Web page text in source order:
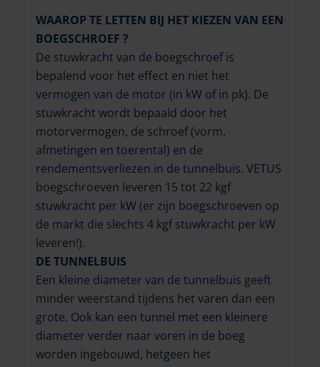
WAAROP TE LETTEN BIJ HET KIEZEN VAN EEN
BOEGSCHROEF ?
De stuwkracht van de boegschroef is
bepalend voor het effect en niet het
vermogen van de motor (in kW of in pk). De
stuwkracht wordt bepaald door het
motorvermogen, de schroef (vorm,
afmetingen en toerental) en de
rendementsverliezen in de tunnelbuis. VETUS
boegschroeven leveren 15 tot 22 kgf
stuwkracht per kW (er zijn boegschroeven op
de markt die slechts 4 kgf stuwkracht per kW
leveren!).
DE TUNNELBUIS
Een kleine diameter van de tunnelbuis geeft
minder weerstand tijdens het varen dan een
grote. Ook kan een tunnel met een kleinere
diameter verder naar voren in de boeg
worden ingebouwd, hetgeen het